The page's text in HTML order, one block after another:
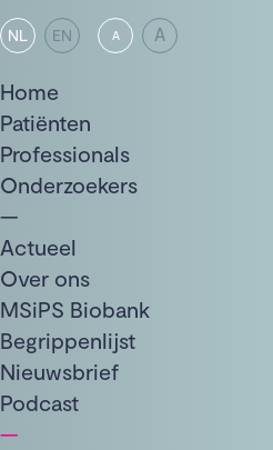
NL EN A A
Home
Patiënten
Professionals
Onderzoekers
Actueel
Over ons
MSiPS Biobank
Begrippenlijst
Nieuwsbrief
Podcast